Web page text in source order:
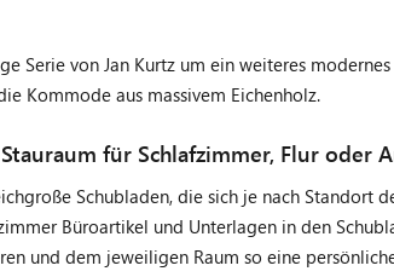
Serie von Jan Kurtz um ein weiteres
Kommode aus massivem Eichenholz.
für Schlafzimmer, Flur oder
Schubladen, die sich je nach Standort
Büroartikel und Unterlagen in den
und dem jeweiligen Raum so eine